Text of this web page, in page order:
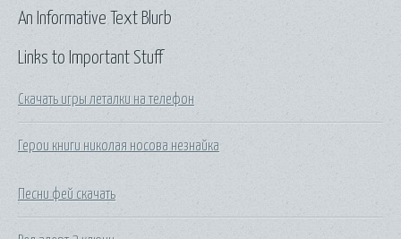
Links to Important Stuff
Скачать игры леталки на телефон
Герои книги николая носова незнайка
Песни фей скачать
An Informative Text Blurb